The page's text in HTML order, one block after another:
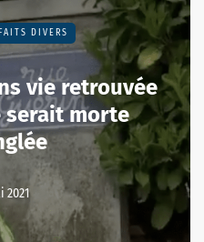
FAITS DIVERS
vie retrouvée
serait morte
2021